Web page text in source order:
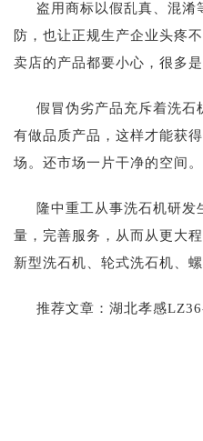
盗用商标以假乱真、混
防，也让正规生产企业头疼
卖店的产品都要小心，很多
假冒伪劣产品充斥着洗石
有做品质产品，这样才能获
场。还市场一片干净的空间。
隆中重工从事洗石机研
量，完善服务，从而从更大
新型洗石机、轮式洗石机、
推荐文章： 湖北孝感